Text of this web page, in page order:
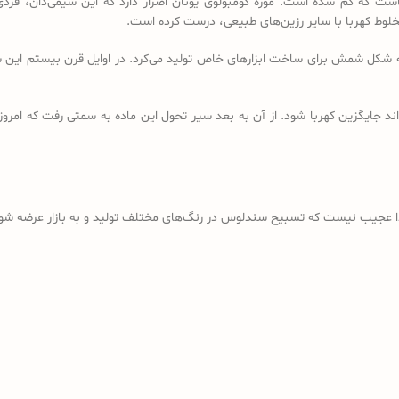
کهربا با سایر رزین‌های طبیعی، درست کرده است.
شکل شمش برای ساخت ابزارهای خاص تولید می‌کرد. در اوایل قرن بیستم
جایگزین کهربا شود. از آن به بعد سیر تحول این ماده به سمتی رفت که
عجیب نیست که تسبیح سندلوس در رنگ‌های مختلف تولید و به بازار عرضه